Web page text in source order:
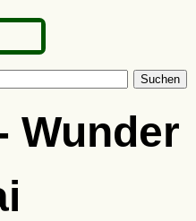
Suchen
Wunder